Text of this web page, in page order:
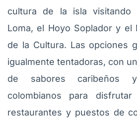
cultura de la isla visitando
Loma, el Hoyo Soplador y el
de la Cultura. Las opciones
igualmente tentadoras, con
de sabores caribeños
colombianos para
restaurantes y puestos de